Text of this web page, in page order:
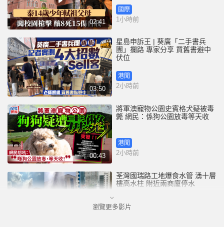
02:41
國際
1小時前
03:50
星島申訴王 | 葵廣「二手書兵
團」攔路 專家分享 買舊書避中
伏位
港聞
2小時前
00:43
將軍澳寵物公園史賓格犬疑被毒
斃 網民：係狗公園放毒等天收
港聞
2小時前
荃灣國瑞路工地爆食水管 湧十層
樓高水柱 附近兩商廈停水
港聞
瀏覽更多影片